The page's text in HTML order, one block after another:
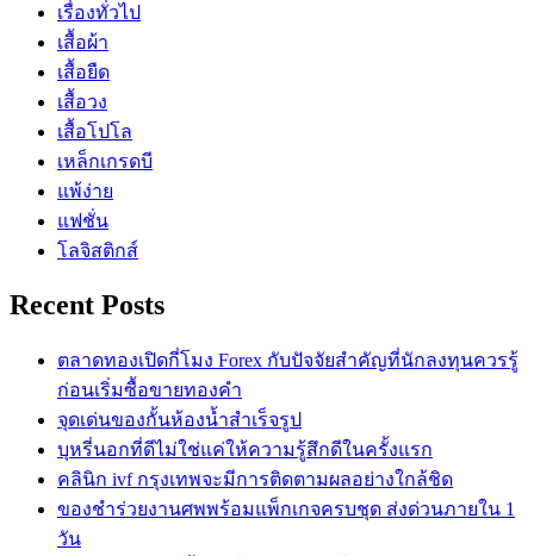
เรื่องทั่วไป
เสื้อผ้า
เสื้อยืด
เสื้อวง
เสื้อโปโล
เหล็กเกรดบี
แพ้ง่าย
แฟชั่น
โลจิสติกส์
Recent Posts
ตลาดทองเปิดกี่โมง Forex กับปัจจัยสำคัญที่นักลงทุนควรรู้
ก่อนเริ่มซื้อขายทองคำ
จุดเด่นของกั้นห้องน้ำสำเร็จรูป
บุหรี่นอกที่ดีไม่ใช่แค่ให้ความรู้สึกดีในครั้งแรก
คลินิก ivf กรุงเทพจะมีการติดตามผลอย่างใกล้ชิด
ของชำร่วยงานศพพร้อมแพ็กเกจครบชุด ส่งด่วนภายใน 1
วัน